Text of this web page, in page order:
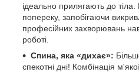
ідеально прилягають до тіла.
попереку, запобігаючи
професійних захворювань
роботі.
Спина, яка «дихає»:
спекотні дні! Комбінація